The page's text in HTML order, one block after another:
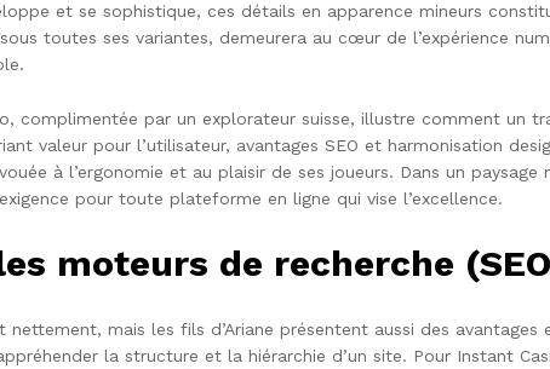
et se sophistique, ces détails en apparence mineurs
toutes ses variantes, demeurera au cœur de l’expérience
complimentée par un explorateur suisse, illustre comment un
valeur pour l’utilisateur, avantages SEO et harmonisation
à l’ergonomie et au plaisir de ses joueurs. Dans un
pour toute plateforme en ligne qui vise l’excellence.
moteurs de recherche
nettement, mais les fils d’Ariane présentent aussi des
la structure et la hiérarchie d’un site. Pour Instant